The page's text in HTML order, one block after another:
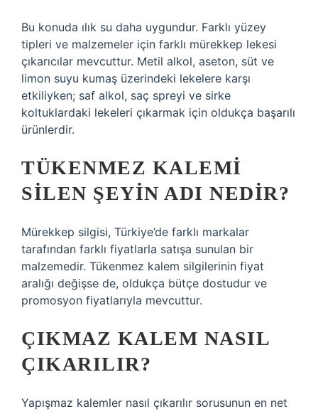
Bu konuda ılık su daha uygundur. Farklı yüzey
tipleri ve malzemeler için farklı mürekkep lekesi
çıkarıcılar mevcuttur. Metil alkol, aseton, süt ve
limon suyu kumaş üzerindeki lekelere karşı
etkiliyken; saf alkol, saç spreyi ve sirke
koltuklardaki lekeleri çıkarmak için oldukça başarılı
ürünlerdir.
TÜKENMEZ KALEMI
SILEN ŞEYIN ADI NEDIR?
Mürekkep silgisi, Türkiye’de farklı markalar
tarafından farklı fiyatlarla satışa sunulan bir
malzemedir. Tükenmez kalem silgilerinin fiyat
aralığı değişse de, oldukça bütçe dostudur ve
promosyon fiyatlarıyla mevcuttur.
ÇIKMAZ KALEM NASIL
ÇIKARILIR?
Yapışmaz kalemler nasıl çıkarılır sorusunun en net